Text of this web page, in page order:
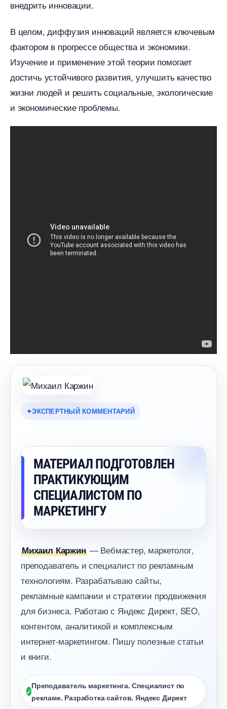
недрить инновации.​
целом, диффузия инноваций является ключевым
фактором в прогрессе общества и экономики.​
Изучение и применение этой теории помогает
достичь устойчивого развития, улучшить качество
жизни людей и решить социальные, экологические
и экономические проблемы.​
ЭКСПЕРТНЫЙ КОММЕНТАРИЙ
МАТЕРИАЛ ПОДГОТОВЛЕН
ПРАКТИКУЮЩИМ
СПЕЦИАЛИСТОМ ПО
МАРКЕТИНГУ
Михаил Каржин— Вебмастер, маркетолог,
преподаватель и специалист по рекламным
технологиям. Разрабатываю сайты,
рекламные кампании и стратегии продвижения
для бизнеса. Работаю с Яндекс Директ, SEO,
контентом, аналитикой и комплексным
интернет-маркетингом. Пишу полезные статьи
и книги.
Преподаватель маркетинга. Специалист по
рекламе. Разработка сайтов. Яндекс Директ